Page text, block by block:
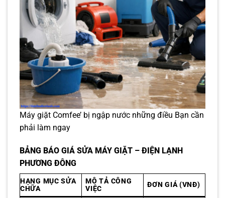
Máy giặt Comfee’ bị ngập nước những điều Bạn cần
phải làm ngay
BẢNG BÁO GIÁ SỬA MÁY GIẶT – ĐIỆN LẠNH
PHƯƠNG ĐÔNG
HẠNG MỤC SỬA
CHỮA
MÔ TẢ CÔNG
VIỆC
ĐƠN GIÁ (VNĐ)